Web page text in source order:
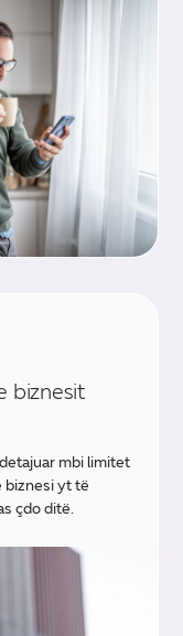
biznesit
mbi limitet
biznesi yt të
çdo ditë.